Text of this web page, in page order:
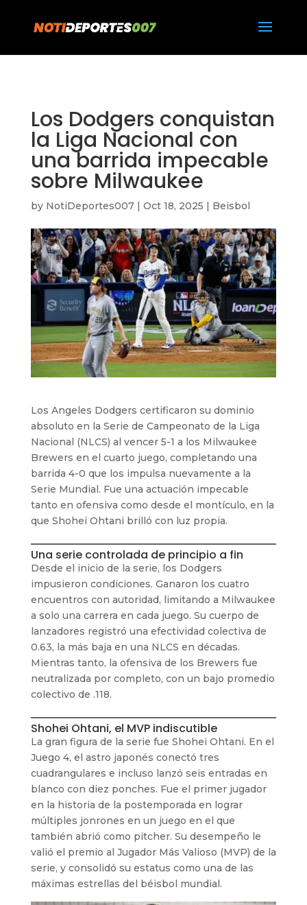
Los Dodgers conquistan
la Liga Nacional con
una barrida impecable
sobre Milwaukee
by NotiDeportes007| Oct 18, 2025 | Beisbol
Los Angeles Dodgers certificaron su dominio
absoluto en la Serie de Campeonato de la Liga
Nacional (NLCS) al vencer 5-1 a los Milwaukee
Brewers en el cuarto juego, completando una
barrida 4-0 que los impulsa nuevamente a la
Serie Mundial. Fue una actuación impecable
tanto en ofensiva como desde el montículo, en la
que Shohei Ohtani brilló con luz propia.
Una serie controlada de principio a fin
Desde el inicio de la serie, los Dodgers
impusieron condiciones. Ganaron los cuatro
encuentros con autoridad, limitando a Milwaukee
a solo una carrera en cada juego. Su cuerpo de
lanzadores registró una efectividad colectiva de
0.63, la más baja en una NLCS en décadas.
Mientras tanto, la ofensiva de los Brewers fue
neutralizada por completo, con un bajo promedio
colectivo de .118.
Shohei Ohtani, el MVP indiscutible
La gran figura de la serie fue Shohei Ohtani. En el
Juego 4, el astro japonés conectó tres
cuadrangulares e incluso lanzó seis entradas en
blanco con diez ponches. Fue el primer jugador
en la historia de la postemporada en lograr
múltiples jonrones en un juego en el que
también abrió como pitcher. Su desempeño le
valió el premio al Jugador Más Valioso (MVP) de la
serie, y consolidó su estatus como una de las
máximas estrellas del béisbol mundial.